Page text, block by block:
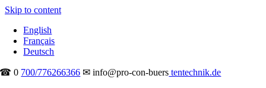
Skip to content
English
Français
Deutsch
☎ 0 700/776266366 ✉ info@pro-con-buers tentechnik.de